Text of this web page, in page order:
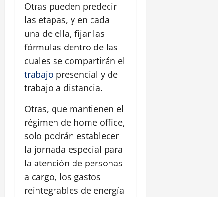
Otras pueden predecir
las etapas, y en cada
una de ella, fijar las
fórmulas dentro de las
cuales se compartirán el
trabajo presencial y de
trabajo a distancia.
Otras, que mantienen el
régimen de home office,
solo podrán establecer
la jornada especial para
la atención de personas
a cargo, los gastos
reintegrables de energía